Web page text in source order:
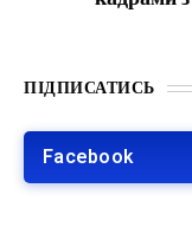
ПІДПИСАТИСЬ
Facebook